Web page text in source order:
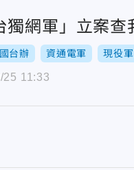
獨網軍」立案
國台辦 資通電軍 現役
25 11:33